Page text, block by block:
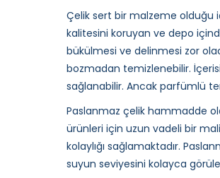
Çelik sert bir malzeme olduğu
kalitesini koruyan ve depo
bükülmesi ve delinmesi zor
bozmadan temizlenebilir.
sağlanabilir. Ancak parfümlü
Paslanmaz çelik hammadde
ürünleri için uzun vadeli bir
kolaylığı sağlamaktadır.
suyun seviyesini kolayca